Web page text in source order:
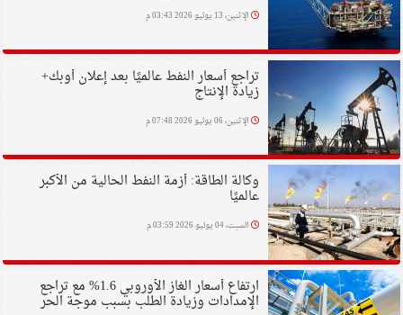
الإثنين، 13 يوليو 2026 03:43 م
تراجع أسعار النفط عالميًا بعد إعلان أوبك+
زيادة الإنتاج
الإثنين، 06 يوليو 2026 07:48 م
وكالة الطاقة: أزمة النفط الحالية من الأكبر
عالميًا
السبت، 04 يوليو 2026 03:59 م
ارتفاع أسعار الغاز الأوروبي 1.6% مع تراجع
الإمدادات وزيادة الطلب بسبب موجة الحر